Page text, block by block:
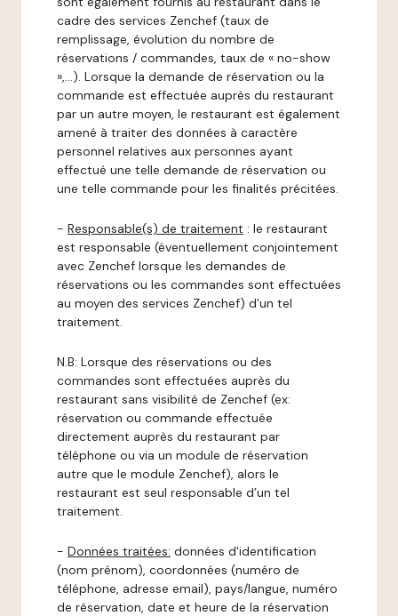
cadre des services Zenchef (taux de
remplissage, évolution du nombre de
réservations / commandes, taux de « no-show
»,…). Lorsque la demande de réservation ou la
commande est effectuée auprès du restaurant
par un autre moyen, le restaurant est également
amené à traiter des données à caractère
personnel relatives aux personnes ayant
effectué une telle demande de réservation ou
une telle commande pour les finalités précitées.
- Responsable(s) de traitement : le restaurant
est responsable (éventuellement conjointement
avec Zenchef lorsque les demandes de
réservations ou les commandes sont effectuées
au moyen des services Zenchef) d’un tel
traitement.
N.B: Lorsque des réservations ou des
commandes sont effectuées auprès du
restaurant sans visibilité de Zenchef (ex:
réservation ou commande effectuée
directement auprès du restaurant par
téléphone ou via un module de réservation
autre que le module Zenchef), alors le
restaurant est seul responsable d’un tel
traitement.
- Données traitées: données d'identification
(nom prénom), coordonnées (numéro de
téléphone, adresse email), pays/langue, numéro
de réservation, date et heure de la réservation